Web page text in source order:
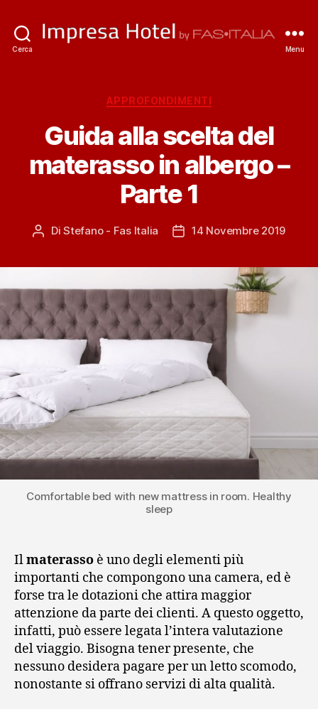
Cerca Menu
Categorie
APPROFONDIMENTI
Guida alla scelta del
materasso in albergo –
Parte 1
Autore
DiStefano - Fas Italia
Data14 Novembre 2019
Comfortable bed with new mattress in room. Healthy
sleep
Ilmaterasso è uno degli elementi più
importanti che compongono una camera, ed è
forse tra le dotazioni che attira maggior
attenzione da parte dei clienti. A questo oggetto,
infatti, può essere legata l’intera valutazione
del viaggio. Bisogna tener presente, che
nessuno desidera pagare per un letto scomodo,
nonostante si offrano servizi di alta qualità.